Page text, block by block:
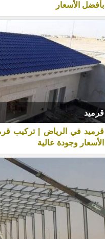
بأفضل الأسعار
قرميد
قرميد في الرياض | تركيب
الأسعار وجودة عالية